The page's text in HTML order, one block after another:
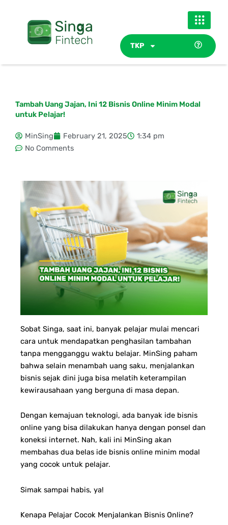
TKP
Tambah Uang Jajan, Ini 12 Bisnis Online Minim Modal
untuk Pelajar!
MinSing February 21, 2025
1:34 pm
No Comments
Sobat Singa, saat ini, banyak pelajar mulai mencari
cara untuk mendapatkan penghasilan tambahan
tanpa mengganggu waktu belajar. MinSing paham
bahwa selain menambah uang saku, menjalankan
bisnis sejak dini juga bisa melatih keterampilan
kewirausahaan yang berguna di masa depan.
Dengan kemajuan teknologi, ada banyak ide bisnis
online yang bisa dilakukan hanya dengan ponsel dan
koneksi internet. Nah, kali ini MinSing akan
membahas dua belas ide bisnis online minim modal
yang cocok untuk pelajar.
Simak sampai habis, ya!
Kenapa Pelajar Cocok Menjalankan Bisnis Online?